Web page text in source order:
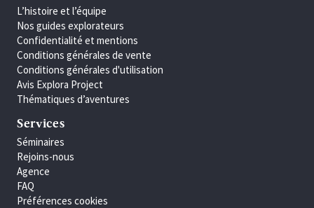
L’histoire et l’équipe
Nos guides explorateurs
Confidentialité et mentions
Conditions générales de vente
Conditions générales d'utilisation
Avis Explora Project
Thématiques d’aventures
Services
Séminaires
Rejoins-nous
Agence
FAQ
Préférences cookies